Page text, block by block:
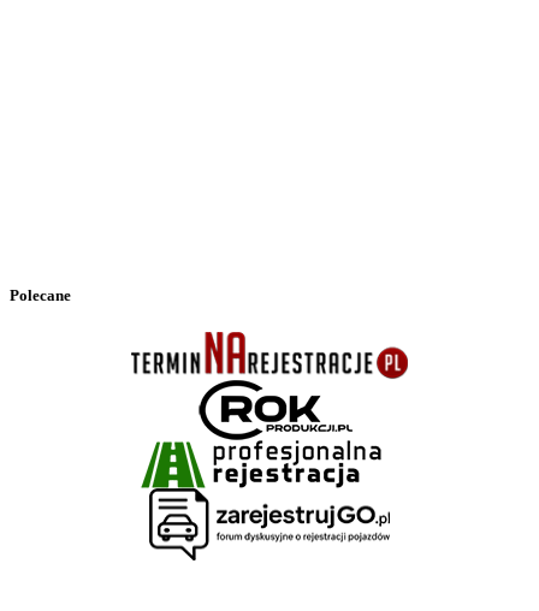
Polecane